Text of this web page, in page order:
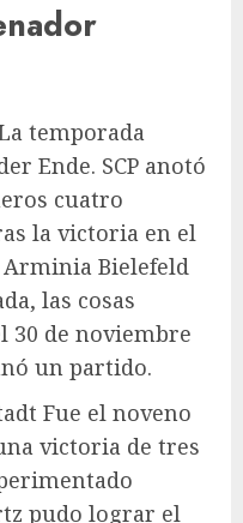
temporada
Ende. SCP anotó
cuatro
la victoria en el
Bielefeld
las cosas
30 de noviembre
un partido.
Fue el noveno
victoria de tres
pudo lograr el